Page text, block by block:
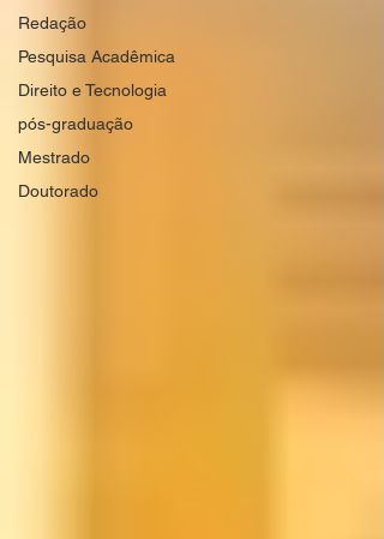
Redação
Pesquisa Acadêmica
Direito e Tecnologia
pós-graduação
Mestrado
Doutorado